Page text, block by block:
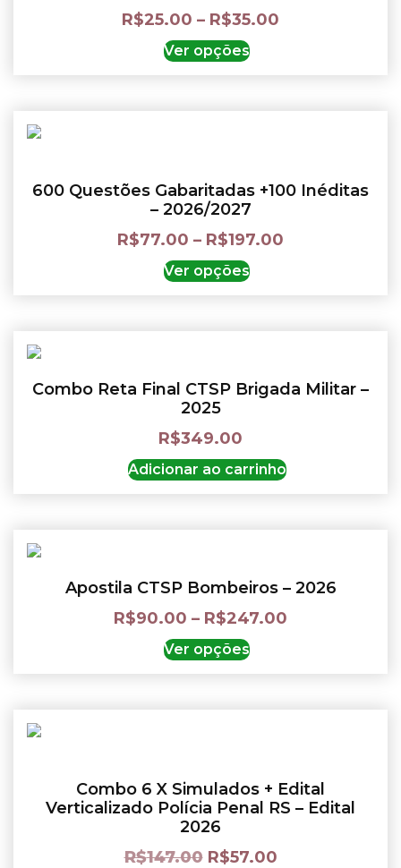
R$25.00 – R$35.00
Ver opções
600 Questões Gabaritadas +100 Inéditas
– 2026/2027
R$77.00 – R$197.00
Ver opções
Combo Reta Final CTSP Brigada Militar –
2025
R$349.00
Adicionar ao carrinho
Apostila CTSP Bombeiros – 2026
R$90.00 – R$247.00
Ver opções
Combo 6 X Simulados + Edital
Verticalizado Polícia Penal RS – Edital
2026
R$147.00 R$57.00